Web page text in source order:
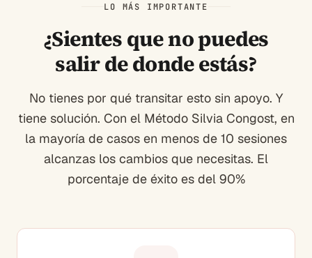
LO MÁS IMPORTANTE
¿Sientes que no puedes
salir de donde estás?
No tienes por qué transitar esto sin apoyo. Y
tiene solución. Con el Método Silvia Congost, en
la mayoría de casos en menos de 10 sesiones
alcanzas los cambios que necesitas. El
porcentaje de éxito es del 90%